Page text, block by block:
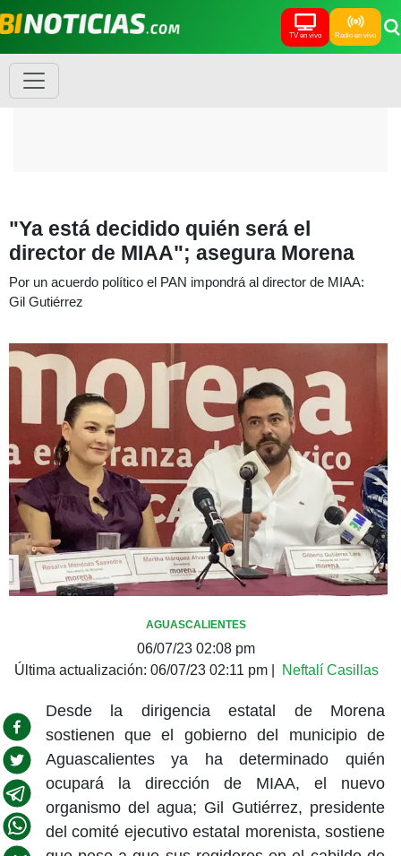
TV en vivo Radio en vivo
"Ya está decidido quién será el
director de MIAA"; asegura Morena
Por un acuerdo político el PAN impondrá al director de MIAA:
Gil Gutiérrez
AGUASCALIENTES
06/07/23 02:08 pm
Última actualización: 06/07/23 02:11 pm| Neftalí Casillas
Desde la dirigencia estatal de Morena
sostienen que el gobierno del municipio de
Aguascalientes ya ha determinado quién
ocupará la dirección de MIAA, el nuevo
organismo del agua; Gil Gutiérrez, presidente
del comité ejecutivo estatal morenista, sostiene